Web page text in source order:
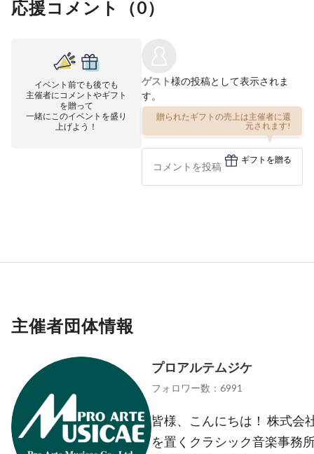
応援コメント（0）
イベント前でも後でも
主催者にコメントやギフト
を贈って
一緒にこのイベントを盛り
上げよう！
ゲスト様の投稿として表示されま
す。
贈られたギフトの売上は主催者に還
元されます!
ギフトを贈る
主催者団体情報
プロアルテムジケ
フォロワー数：6991
皆様、こんにちは！ 株式会
を置くクラシック音楽事務